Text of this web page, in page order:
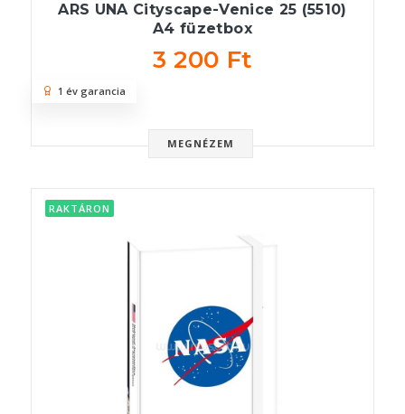
ARS UNA Cityscape-Venice 25 (5510)
A4 füzetbox
3 200 Ft
MEGNÉZEM
1 év garancia
RAKTÁRON